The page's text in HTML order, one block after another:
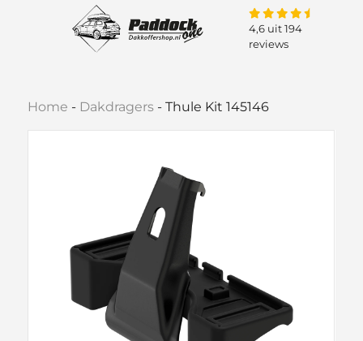
4,6 uit 194
reviews
Home - Dakdragers -Thule Kit 145146